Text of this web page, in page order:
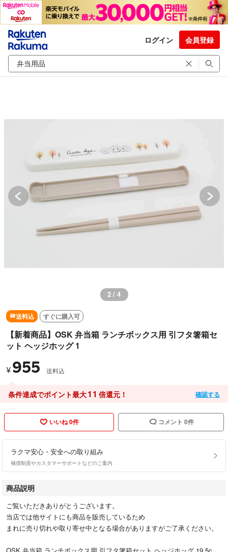
ログイン 会員登録
2 / 4
送料込 すぐに購入可
【新着商品】OSK 弁当箱 ランチボックス用 引フタ箸箱セ
ット ヘッジホッグ 1
¥ 955 送料込
条件達成でポイント最大11 倍還元！ 確認する
いいね 0件 コメント 0件
ラクマ安心・安全への取り組み
補償制度やカスタマーサポートなどのご案内
商品説明
ご覧いただきありがとうございます。
当店では他サイトにも商品を販売しているため
まれに売り切れや取り寄せ中となる場合がありますがご了承ください。